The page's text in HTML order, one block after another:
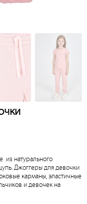
из натурального
Джоггеры для девочки
карманы, эластичные
и девочек на